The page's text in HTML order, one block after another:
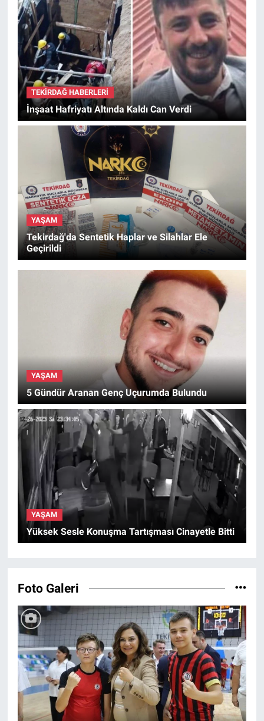
TEKIRDAĞ HABERLERI
İnşaat Hafriyatı Altında Kaldı Can Verdi
YAŞAM
Tekirdağ'da Sentetik Haplar ve Silahlar Ele
Geçirildi
YAŞAM
5 Gündür Aranan Genç Uçurumda Bulundu
YAŞAM
Yüksek Sesle Konuşma Tartışması Cinayetle Bitti
Foto Galeri